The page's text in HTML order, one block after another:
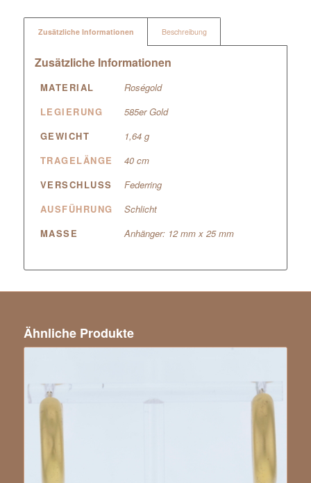
Zusätzliche Informationen Beschreibung
Zusätzliche Informationen
MATERIAL
Roségold
LEGIERUNG
585er Gold
GEWICHT
1,64 g
TRAGELÄNGE
40 cm
VERSCHLUSS
Federring
AUSFÜHRUNG
Schlicht
MASSE
Anhänger: 12 mm x 25 mm
Ähnliche Produkte